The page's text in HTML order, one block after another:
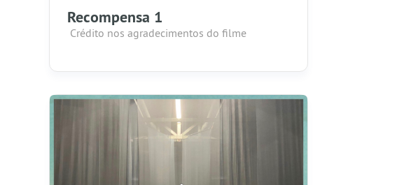
Recompensa 1
Crédito nos agradecimentos do filme